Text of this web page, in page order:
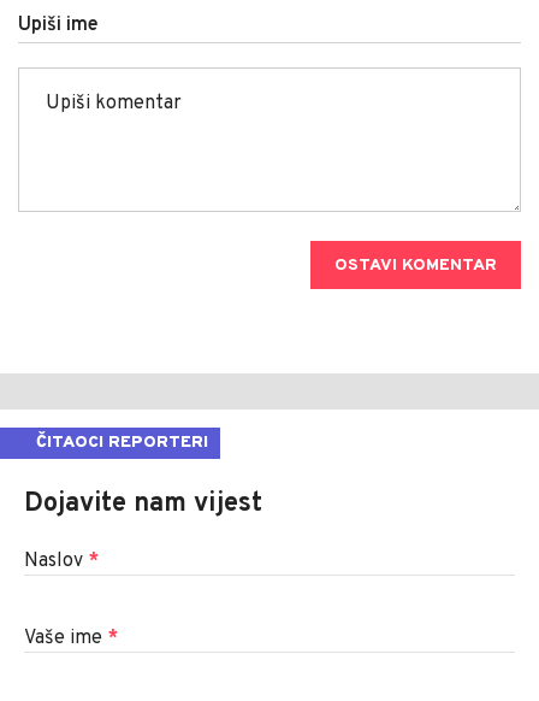
Upiši ime
OSTAVI KOMENTAR
ČITAOCI REPORTERI
Dojavite nam vijest
Naslov *
Vaše ime *